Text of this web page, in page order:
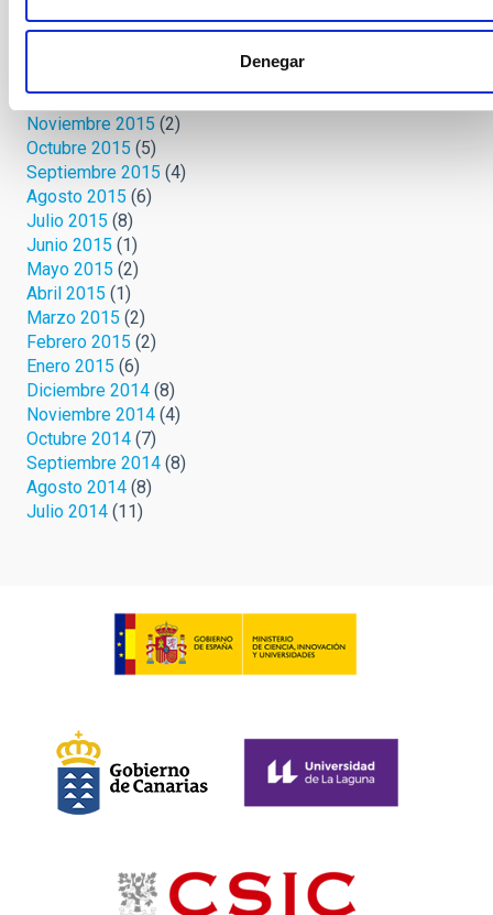
Denegar
Abril 2016(1)
Diciembre 2015(4)
Noviembre 2015 (2)
Octubre 2015 (5)
Septiembre 2015 (4)
Agosto 2015 (6)
Julio 2015 (8)
Junio 2015 (1)
Mayo 2015 (2)
Abril 2015 (1)
Marzo 2015 (2)
Febrero 2015 (2)
Enero 2015 (6)
Diciembre 2014 (8)
Noviembre 2014 (4)
Octubre 2014 (7)
Septiembre 2014 (8)
Agosto 2014 (8)
Julio 2014 (11)